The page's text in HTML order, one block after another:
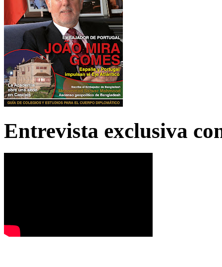
Entrevista exclusiva